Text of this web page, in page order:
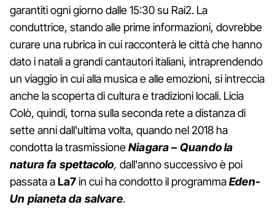
garantiti ogni giorno dalle 15:30 su Rai2. La
conduttrice, stando alle prime informazioni, dovrebbe
curare una rubrica in cui racconterà le città che hanno
dato i natali a grandi cantautori italiani, intraprendendo
un viaggio in cui alla musica e alle emozioni, si intreccia
anche la scoperta di cultura e tradizioni locali. Licia
Colò, quindi, torna sulla seconda rete a distanza di
sette anni dall'ultima volta, quando nel 2018 ha
condotta la trasmissioneNiagara – Quando la
natura fa spettacolo, dall'anno successivo è poi
passata aLa7in cui ha condotto il programmaEden-
Un pianeta da salvare.